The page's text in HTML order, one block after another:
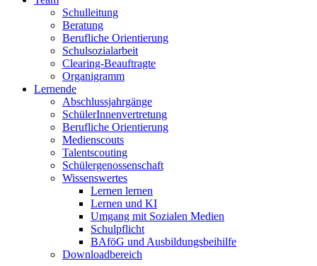
Schulleitung
Beratung
Berufliche Orientierung
Schulsozialarbeit
Clearing-Beauftragte
Organigramm
Lernende
Abschlussjahrgänge
SchülerInnenvertretung
Berufliche Orientierung
Medienscouts
Talentscouting
Schüler­genossen­schaft
Wissenswertes
Lernen lernen
Lernen und KI
Umgang mit Sozialen Medien
Schulpflicht
BAföG und Ausbildungsbeihilfe
Downloadbereich